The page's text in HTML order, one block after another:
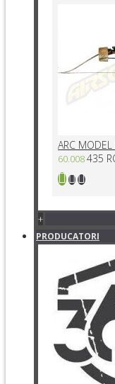
ARC
60.008435
+
PRODUCATORI